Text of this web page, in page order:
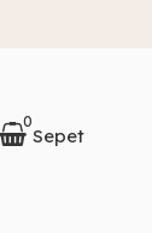
0
Sepet